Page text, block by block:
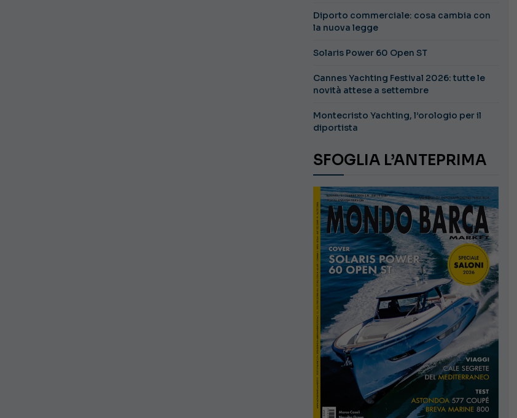
Diporto commerciale: cosa cambia con
la nuova legge
Solaris Power 60 Open ST
Cannes Yachting Festival 2026: tutte le
novità attese a settembre
Montecristo Yachting, l’orologio per il
diportista
SFOGLIA L’ANTEPRIMA